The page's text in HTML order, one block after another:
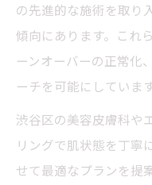
の先進的な施術を取り
傾向にあります。これ
ーンオーバーの正常化
ーチを可能にしています
渋谷区の美容皮膚科や
リングで肌状態を丁寧
せて最適なプランを提